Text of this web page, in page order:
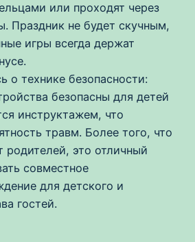
или проходят через
Праздник не будет скучным,
игры всегда держат
о технике безопасности:
безопасны для детей
инструктажем, что
травм. Более того, что
родителей, это отличный
совместное
для детского и
гостей.